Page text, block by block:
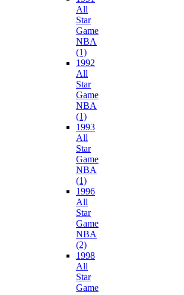
All
Star
Game
NBA
(1)
1992
All
Star
Game
NBA
(1)
1993
All
Star
Game
NBA
(1)
1996
All
Star
Game
NBA
(2)
1998
All
Star
Game